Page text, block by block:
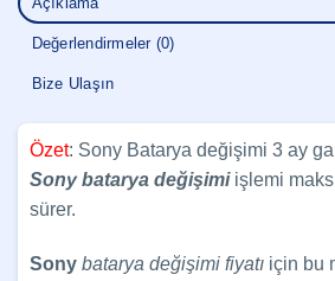
Değerlendirmeler (0)
Bize Ulaşın
Özet: Sony Batarya değişimi 3 ay
Sonybatarya değişimiişlemi
sürer.
Sony batarya değişimi fiyatı için bu